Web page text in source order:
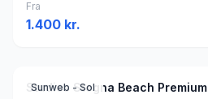
Fra
1.400 kr.
Sunweb - Sol
Studios Stegna Beach Premium